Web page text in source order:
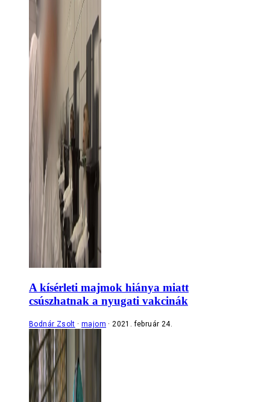
A kísérleti majmok hiánya miatt
csúszhatnak a nyugati vakcinák
Bodnár Zsolt majom 2021. február 24.